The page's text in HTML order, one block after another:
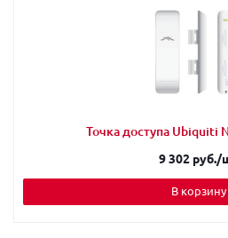
Точка доступа Ubiquiti
9 302 руб./
В корзину